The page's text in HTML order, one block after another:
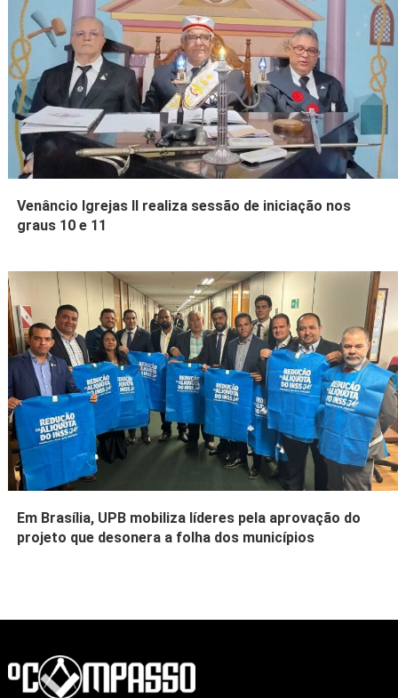
Venâncio Igrejas II realiza sessão de iniciação nos
graus 10 e 11
Em Brasília, UPB mobiliza líderes pela aprovação do
projeto que desonera a folha dos municípios